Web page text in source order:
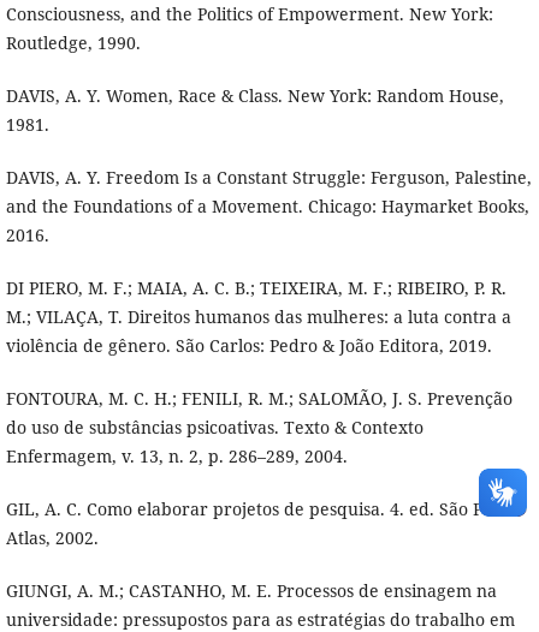
Consciousness, and the Politics of Empowerment. New York:
Routledge, 1990.
DAVIS, A. Y. Women, Race & Class. New York: Random House,
1981.
DAVIS, A. Y. Freedom Is a Constant Struggle: Ferguson, Palestine,
and the Foundations of a Movement. Chicago: Haymarket Books,
2016.
DI PIERO, M. F.; MAIA, A. C. B.; TEIXEIRA, M. F.; RIBEIRO, P. R.
M.; VILAÇA, T. Direitos humanos das mulheres: a luta contra a
violência de gênero. São Carlos: Pedro & João Editora, 2019.
FONTOURA, M. C. H.; FENILI, R. M.; SALOMÃO, J. S. Prevenção
do uso de substâncias psicoativas. Texto & Contexto
Enfermagem, v. 13, n. 2, p. 286–289, 2004.
GIL, A. C. Como elaborar projetos de pesquisa. 4. ed. São Paulo:
Atlas, 2002.
GIUNGI, A. M.; CASTANHO, M. E. Processos de ensinagem na
universidade: pressupostos para as estratégias do trabalho em